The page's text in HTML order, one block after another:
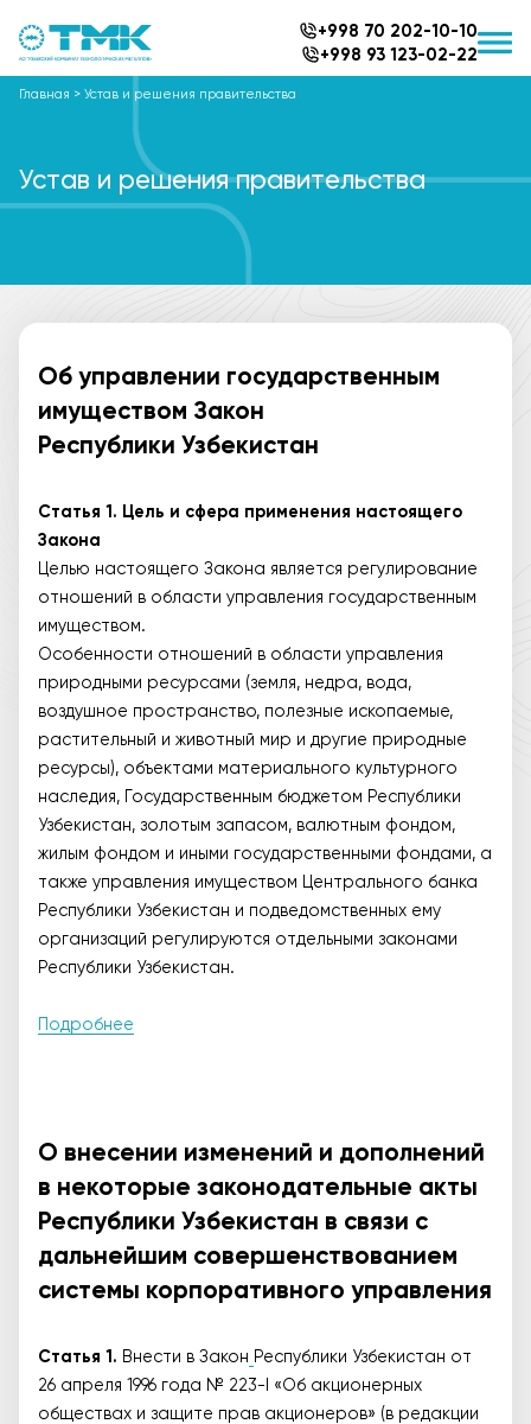
+998 70 202-10-10
+998 93 123-02-22
Главная > Устав и решения правительства
Устав и решения правительства
Об управлении государственным
имуществом Закон
Республики Узбекистан
Статья 1. Цель и сфера применения настоящего
Закона
Целью настоящего Закона является регулирование
отношений в области управления государственным
имуществом.
Особенности отношений в области управления
природными ресурсами (земля, недра, вода,
воздушное пространство, полезные ископаемые,
растительный и животный мир и другие природные
ресурсы), объектами материального культурного
наследия, Государственным бюджетом Республики
Узбекистан, золотым запасом, валютным фондом,
жилым фондом и иными государственными фондами, а
также управления имуществом Центрального банка
Республики Узбекистан и подведомственных ему
организаций регулируются отдельными законами
Республики Узбекистан.
Подробнее
О внесении изменений и дополнений
в некоторые законодательные акты
Республики Узбекистан в связи с
дальнейшим совершенствованием
системы корпоративного управления
Статья 1. Внести в Закон Республики Узбекистан от
26 апреля 1996 года № 223-I «Об акционерных
обществах и защите прав акционеров» (в редакции